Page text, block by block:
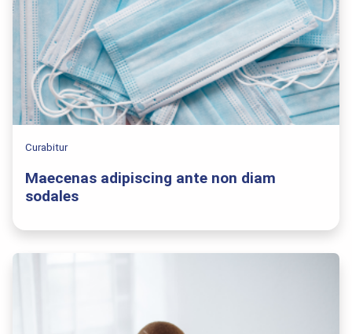
Curabitur
Maecenas adipiscing ante non diam
sodales